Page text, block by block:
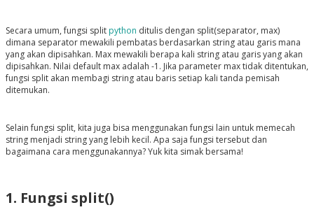
Secara umum, fungsi split python ditulis dengan split(separator, max)
dimana separator mewakili pembatas berdasarkan string atau garis mana
yang akan dipisahkan. Max mewakili berapa kali string atau garis yang akan
dipisahkan. Nilai default max adalah -1. Jika parameter max tidak ditentukan,
fungsi split akan membagi string atau baris setiap kali tanda pemisah
ditemukan.
Selain fungsi split, kita juga bisa menggunakan fungsi lain untuk memecah
string menjadi string yang lebih kecil. Apa saja fungsi tersebut dan
bagaimana cara menggunakannya? Yuk kita simak bersama!
1. Fungsi split()